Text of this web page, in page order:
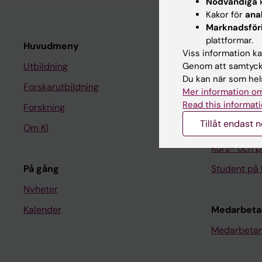
Huvudmeny
Utbildning
Forskarutbildning
Forskning
Om KI
På gång
Nyheter
Kalender
Student
Ladok
Canvas
Schema
Kurs- och
Student på
Kakor för
plattformar.
Viss information
Genom att
Du kan när som
Mer information
Read this
Tillåt endast